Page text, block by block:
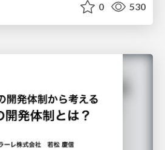
0 530